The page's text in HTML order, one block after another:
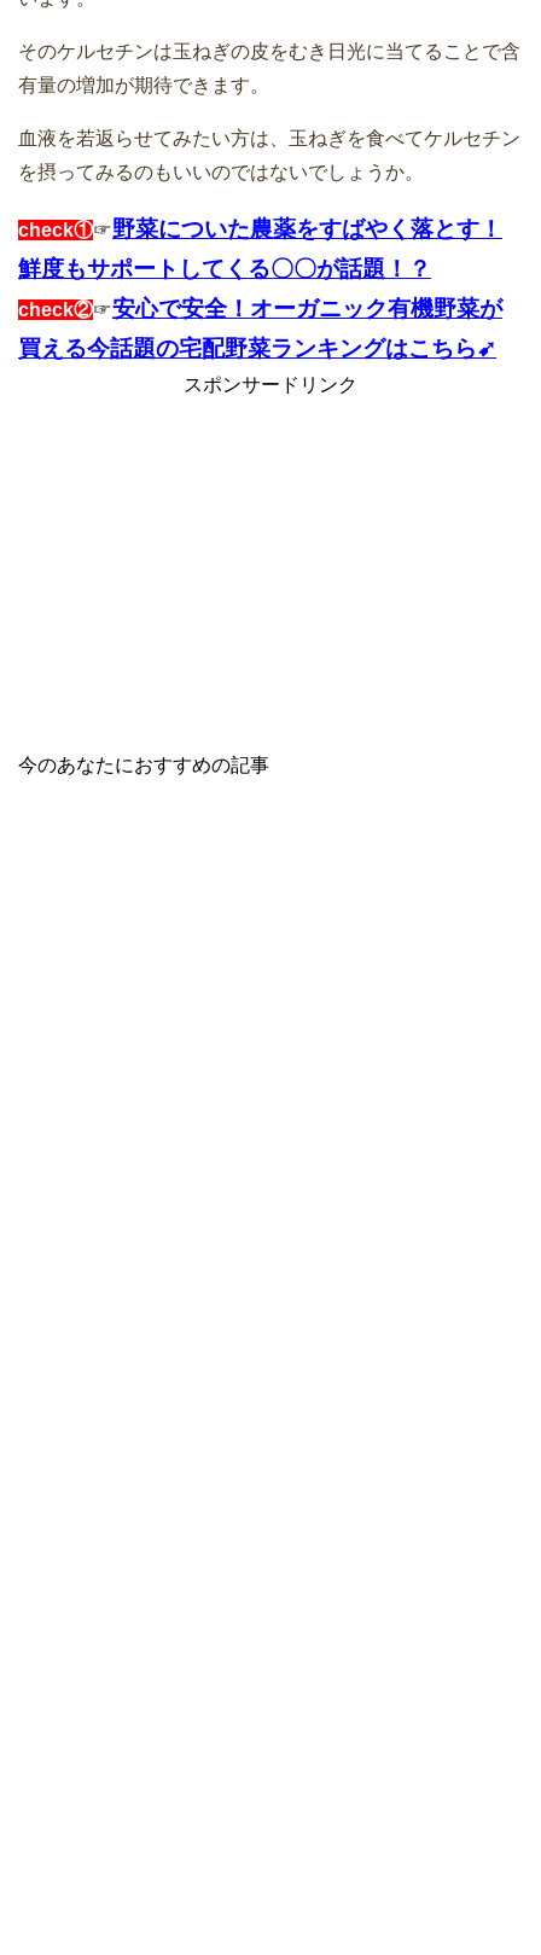
そのケルセチンは玉ねぎの皮をむき日光に当てることで含
有量の増加が期待できます。
血液を若返らせてみたい方は、玉ねぎを食べてケルセチン
を摂ってみるのもいいのではないでしょうか。
check①☞野菜についた農薬をすばやく落とす！
鮮度もサポートしてくる〇〇が話題！？
check②☞安心で安全！オーガニック有機野菜が
買える今話題の宅配野菜ランキングはこちら➹
スポンサードリンク
今のあなたにおすすめの記事